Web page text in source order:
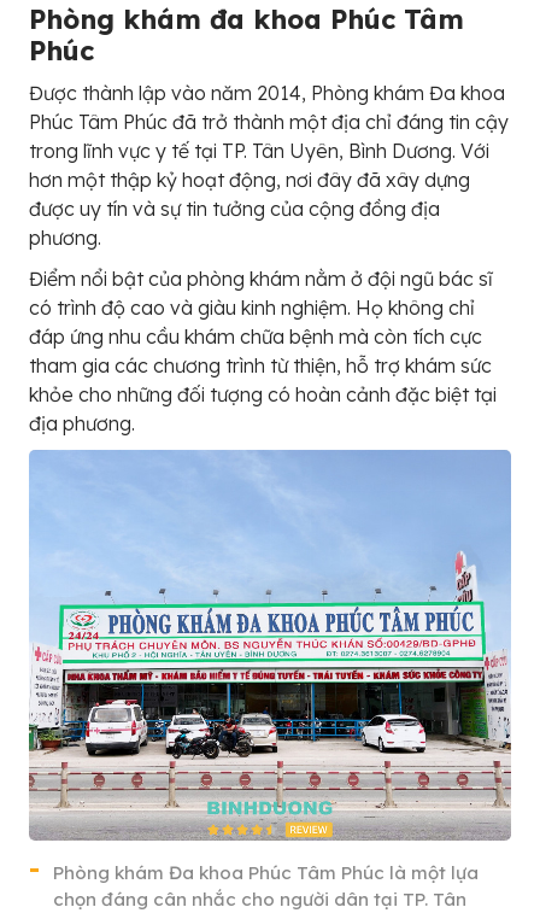
Phòng khám đa khoa Phúc Tâm
Phúc
Được thành lập vào năm 2014, Phòng khám Đa khoa
Phúc Tâm Phúc đã trở thành một địa chỉ đáng tin cậy
trong lĩnh vực y tế tại TP. Tân Uyên, Bình Dương. Với
hơn một thập kỷ hoạt động, nơi đây đã xây dựng
được uy tín và sự tin tưởng của cộng đồng địa
phương.
Điểm nổi bật của phòng khám nằm ở đội ngũ bác sĩ
có trình độ cao và giàu kinh nghiệm. Họ không chỉ
đáp ứng nhu cầu khám chữa bệnh mà còn tích cực
tham gia các chương trình từ thiện, hỗ trợ khám sức
khỏe cho những đối tượng có hoàn cảnh đặc biệt tại
địa phương.
Phòng khám Đa khoa Phúc Tâm Phúc là một lựa
chọn đáng cân nhắc cho người dân tại TP. Tân